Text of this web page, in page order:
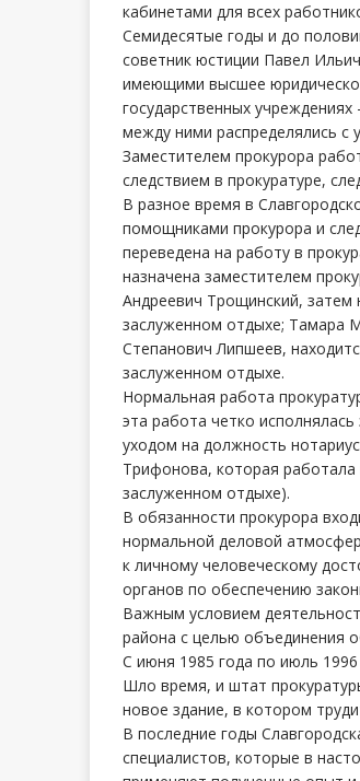
кабинетами для всех
Семидесятые годы и до
советник юстиции Павел
имеющими высшее
государственных
между ними распределялись с
Заместителем прокурора
следствием в прокуратуре,
В разное время в
помощниками прокурора и
переведена на работу в
назначена заместителем
Андреевич Трощинский, затем
заслуженном отдыхе; Тамара
Степанович Липшеев,
заслуженном отдыхе.
Нормальная работа
эта работа четко
уходом на должность
Трифонова, которая работала
заслуженном отдыхе).
В обязанности прокурора
нормальной деловой
к личному человеческому
органов по обеспечению
Важным условием
района с целью объединения
С июня 1985 года по июль
Шло время, и штат
новое здание, в котором
В последние годы
специалистов, которые в